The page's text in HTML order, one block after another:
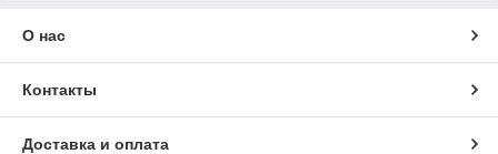
О нас
Контакты
Доставка и оплата